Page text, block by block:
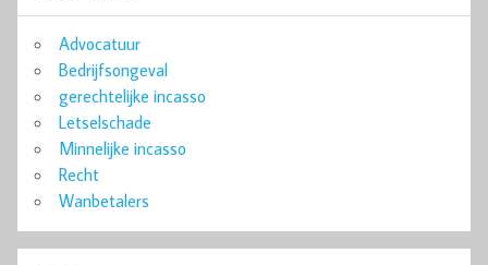
Advocatuur
Bedrijfsongeval
gerechtelijke incasso
Letselschade
Minnelijke incasso
Recht
Wanbetalers